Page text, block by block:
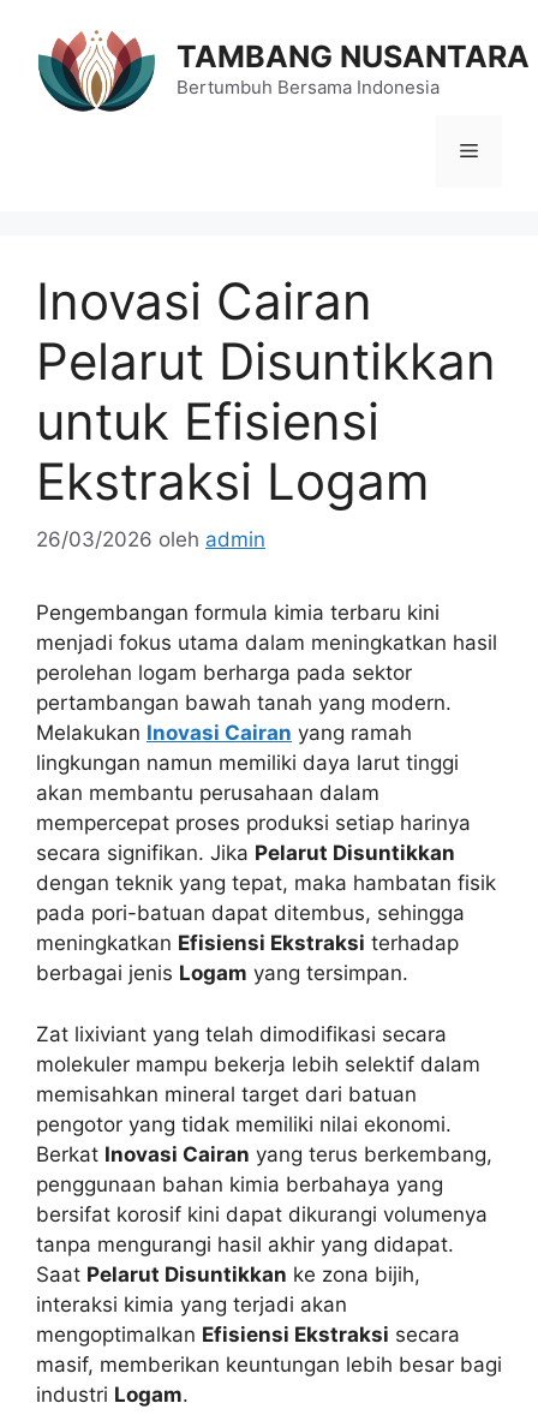
TAMBANG NUSANTARA
Bertumbuh Bersama Indonesia
Menu
Inovasi Cairan
Pelarut Disuntikkan
untuk Efisiensi
Ekstraksi Logam
26/03/2026 oleh admin
Pengembangan formula kimia terbaru kini
menjadi fokus utama dalam meningkatkan hasil
perolehan logam berharga pada sektor
pertambangan bawah tanah yang modern.
Melakukan Inovasi Cairan yang ramah
lingkungan namun memiliki daya larut tinggi
akan membantu perusahaan dalam
mempercepat proses produksi setiap harinya
secara signifikan. Jika Pelarut Disuntikkan
dengan teknik yang tepat, maka hambatan fisik
pada pori-batuan dapat ditembus, sehingga
meningkatkan Efisiensi Ekstraksi terhadap
berbagai jenis Logam yang tersimpan.
Zat lixiviant yang telah dimodifikasi secara
molekuler mampu bekerja lebih selektif dalam
memisahkan mineral target dari batuan
pengotor yang tidak memiliki nilai ekonomi.
Berkat Inovasi Cairan yang terus berkembang,
penggunaan bahan kimia berbahaya yang
bersifat korosif kini dapat dikurangi volumenya
tanpa mengurangi hasil akhir yang didapat.
Saat Pelarut Disuntikkan ke zona bijih,
interaksi kimia yang terjadi akan
mengoptimalkan Efisiensi Ekstraksi secara
masif, memberikan keuntungan lebih besar bagi
industri Logam.